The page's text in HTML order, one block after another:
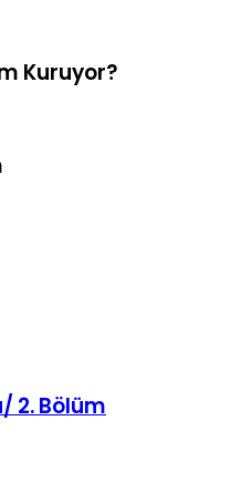
Kuruyor?
2. Bölüm